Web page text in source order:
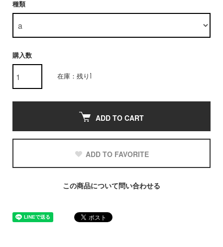
種類
購入数
在庫：残り1
ADD TO CART
ADD TO FAVORITE
この商品について問い合わせる